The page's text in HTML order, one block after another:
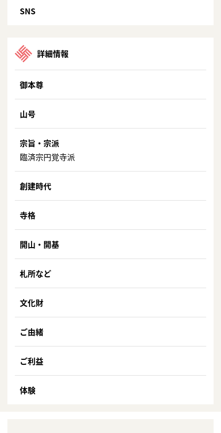
SNS
詳細情報
御本尊
山号
宗旨・宗派
臨済宗円覚寺派
創建時代
寺格
開山・開基
札所など
文化財
ご由緒
ご利益
体験